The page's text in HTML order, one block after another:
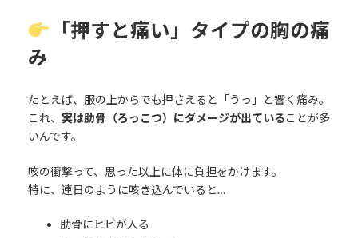
「押すと痛い」タイプの胸の痛
み
たとえば、服の上からでも押さえると「うっ」と響く痛み。
これ、 実は肋骨（ろっこつ）にダメージが出ていることが多
いんです。
咳の衝撃って、思った以上に体に負担をかけます。
特に、連日のように咳き込んでいると…
肋骨にヒビが入る